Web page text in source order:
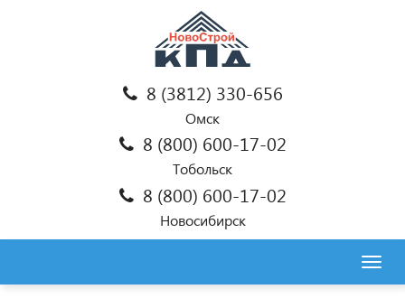
8 (3812) 330-656
Омск
8 (800) 600-17-02
Тобольск
8 (800) 600-17-02
Новосибирск